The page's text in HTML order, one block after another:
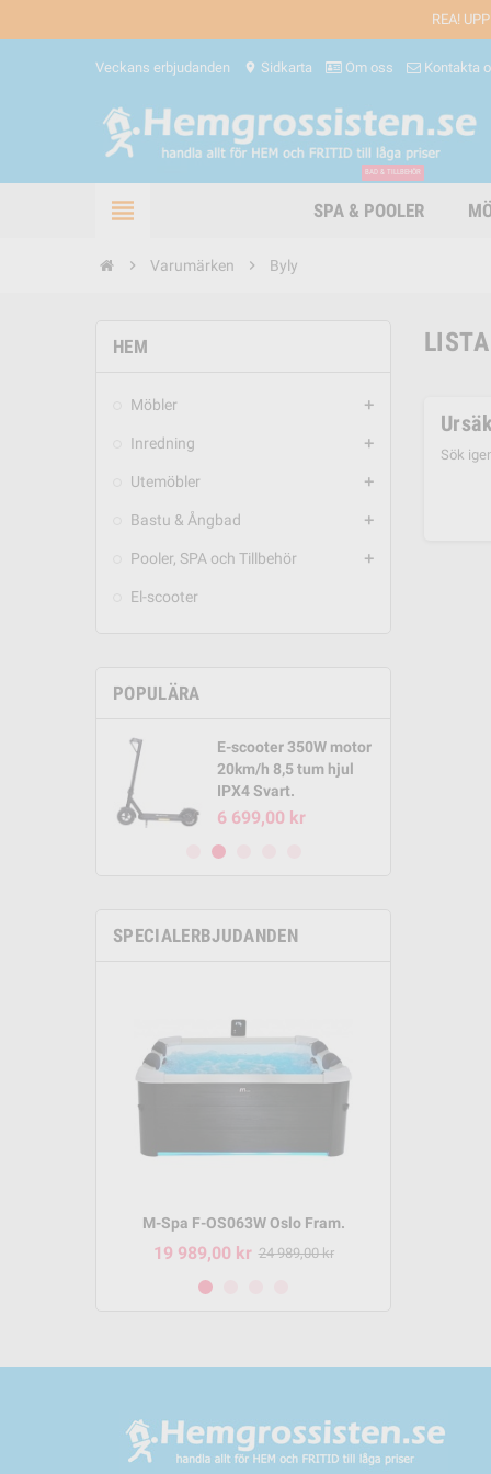
REA!
Veckans erbjudanden location_on Sidkarta Om oss Kontakta
view_headline SPA & POOLER
BAD & TILLBEHÖR
chevron_right Varumärken chevron_right Byly
HEM
Möbler add
Inredning add
Utemöbler add
Bastu & Ångbad add
Pooler, SPA och Tillbehör add
El-scooter
POPULÄRA
E-scooter 350W motor
20km/h 8,5 tum hjul
IPX4 Svart.
6 699,00 kr
SPECIALERBJUDANDEN
M-Spa F-OS063W Oslo Fram.
19 989,00 kr 24 989,00 kr
Sök